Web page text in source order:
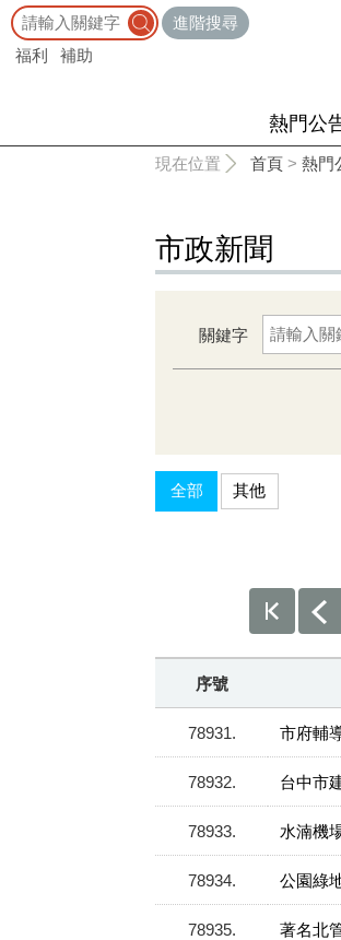
進階搜尋
福利
補助
熱門公
現在位置 首頁 > 熱門
市政新聞
關鍵字
全部 其他
序號
78931 市府輔
78932 台中市
78933 水湳機
78934 公園綠
78935 著名北